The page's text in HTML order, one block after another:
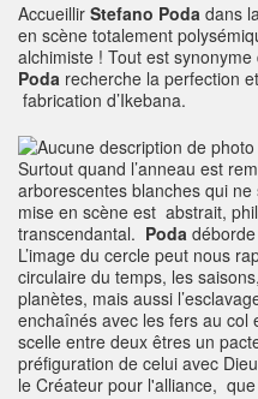
Accueillir Stefano Poda dans
en scène totalement
alchimiste ! Tout est
Poda recherche la perfection
fabrication d’Ikebana.
Surtout quand l’anneau est
arborescentes blanches qui
mise en scène est abstrait,
transcendantal. Poda
L’image du cercle peut nous
circulaire du temps, les
planètes, mais aussi
enchaînés avec les fers au col
scelle entre deux êtres un
préfiguration de celui avec
le Créateur pour l'alliance,